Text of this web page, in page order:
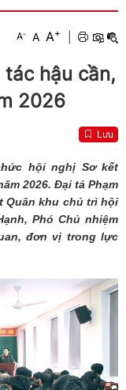
A- A A+
tác hậu cần,
2026
Lưu
hội nghị Sơ kết
2026. Đại tá Phạm
Quân khu chủ trì hội
Phó Chủ nhiệm
đơn vị trong lực